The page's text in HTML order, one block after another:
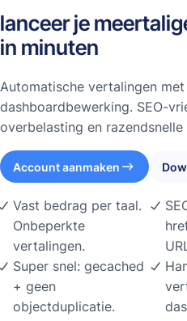
lanceer je
in minuten
Automatische vertalingen
dashboardbewerking. SEO-
overbelasting en razendsnelle
Account aanmaken
Vast bedrag per taal.
Onbeperkte
vertalingen.
Super snel: gecached
+ geen
objectduplicatie.